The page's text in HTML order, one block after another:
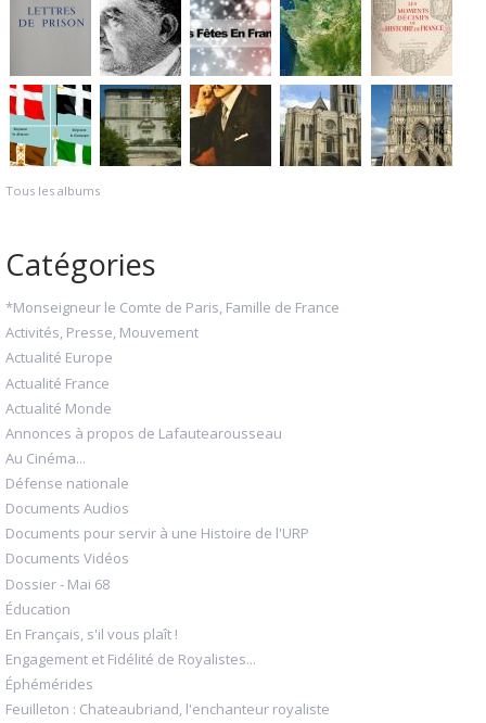
Tous les albums
Catégories
*Monseigneur le Comte de Paris, Famille de France
Activités, Presse, Mouvement
Actualité Europe
Actualité France
Actualité Monde
Annonces à propos de Lafautearousseau
Au Cinéma...
Défense nationale
Documents Audios
Documents pour servir à une Histoire de l'URP
Documents Vidéos
Dossier - Mai 68
Éducation
En Français, s'il vous plaît !
Engagement et Fidélité de Royalistes...
Éphémérides
Feuilleton : Chateaubriand, l'enchanteur royaliste